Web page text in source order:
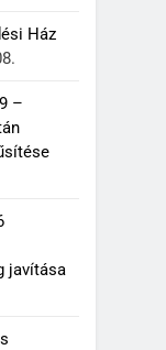
Ház
–
javítása